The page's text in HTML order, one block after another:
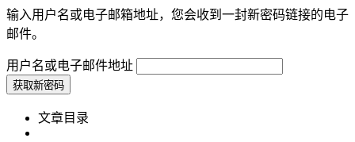
输入用户名或电子邮箱地址，您会收到一封新密码链接的电子
邮件。
用户名或电子邮件地址
文章目录